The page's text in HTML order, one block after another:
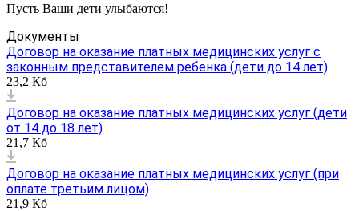
Пусть Ваши дети улыбаются!
Документы
Договор на оказание платных медицинских услуг с
законным представителем ребенка (дети до 14 лет)
23,2 Кб
Договор на оказание платных медицинских услуг (дети
от 14 до 18 лет)
21,7 Кб
Договор на оказание платных медицинских услуг (при
оплате третьим лицом)
21,9 Кб